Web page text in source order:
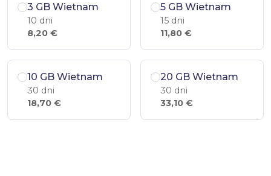
3 GB Wietnam
10 dni
8,20 €
5 GB Wietnam
15 dni
11,80 €
10 GB Wietnam
30 dni
18,70 €
20 GB Wietnam
30 dni
33,10 €